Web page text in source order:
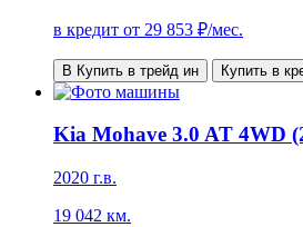
в кредит от 29 853 ₽/мес.
В Купить в трейд ин Купить в
Kia Mohave 3.0 AT 4WD
2020 г.в.
19 042 км.